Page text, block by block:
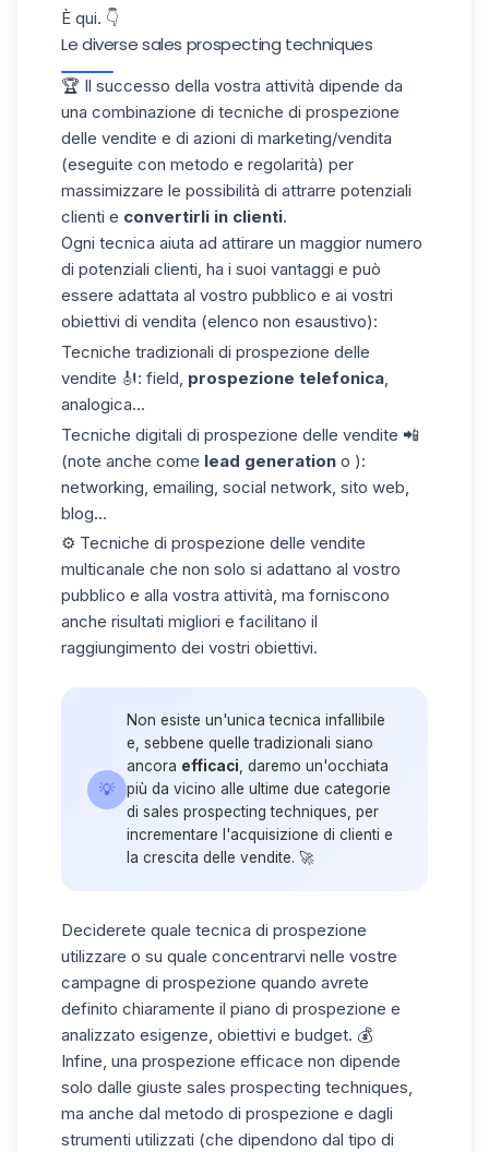
È qui. 👇
Le diverse sales prospecting techniques
🏆 Il successo della vostra attività dipende da
una combinazione di tecniche di prospezione
delle vendite e di azioni di marketing/vendita
(eseguite con metodo e regolarità) per
massimizzare le possibilità di attrarre potenziali
clienti e convertirli in clienti.
Ogni tecnica aiuta ad attirare un maggior numero
di potenziali clienti, ha i suoi vantaggi e può
essere adattata al vostro pubblico e ai vostri
obiettivi di vendita (elenco non esaustivo):
Tecniche tradizionali di prospezione delle
vendite 🎻: field, prospezione telefonica
analogica...
Tecniche digitali di prospezione delle vendite 📲
(note anche come lead generation o ):
networking, emailing, social network, sito web,
blog...
⚙️ Tecniche di prospezione delle vendite
multicanale che non solo si adattano al vostro
pubblico e alla vostra attività, ma forniscono
anche risultati migliori e facilitano il
raggiungimento dei vostri obiettivi.
💡
Non esiste un'unica tecnica infallibile
e, sebbene quelle tradizionali siano
ancora efficaci, daremo un'occhiata
più da vicino alle ultime due categorie
di sales prospecting techniques, per
incrementare l'acquisizione di clienti e
la crescita delle vendite. 🚀
Deciderete quale tecnica di prospezione
utilizzare o su quale concentrarvi nelle vostre
campagne di prospezione quando avrete
definito chiaramente il piano di prospezione e
analizzato esigenze, obiettivi e budget. 💰
Infine, una prospezione efficace non dipende
solo dalle giuste sales prospecting techniques,
ma anche dal metodo di prospezione e dagli
strumenti utilizzati (che dipendono dal tipo di